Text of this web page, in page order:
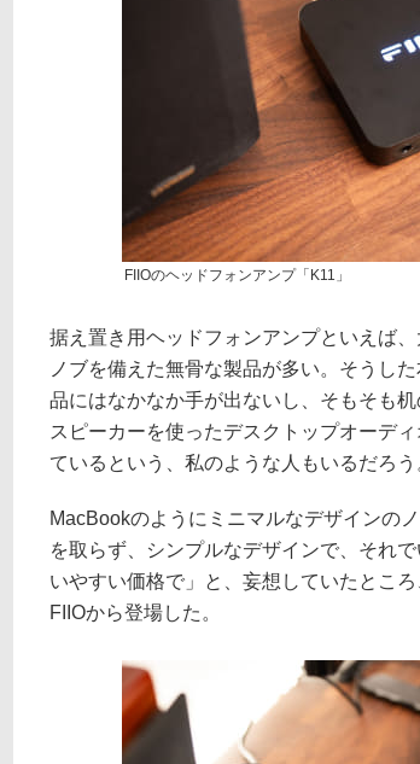
FIIOのヘッドフォンアンプ「K11」
据え置き用ヘッドフォンアンプといえば
ノブを備えた無骨な製品が多い。そうし
品にはなかなか手が出ないし、そもそも
スピーカーを使ったデスクトップオーデ
ているという、私のような人もいるだろう
MacBookのようにミニマルなデザインの
を取らず、シンプルなデザインで、それ
いやすい価格で」と、妄想していたとこ
FIIOから登場した。